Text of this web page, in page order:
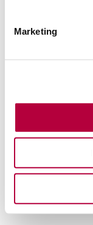
Marketing